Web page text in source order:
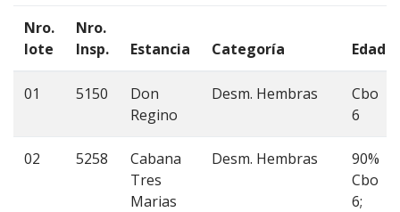
Nro.
lote
Nro.
Insp.
Estancia Categoría Edad
01 5150
Don
Regino
Desm. Hembras
Cbo
6
02 5258
Cabana
Tres
Marias
Desm. Hembras
90%
Cbo
6;